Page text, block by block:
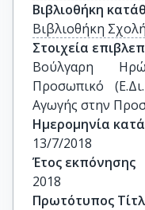
Βιβλιοθήκη
Βιβλιοθήκη
Στοιχεία
Βούλγαρη
Προσωπικό
Αγωγής στην
Ημερομηνία
13/7/2018
Έτος εκπόνησης
2018
Πρωτότυπος